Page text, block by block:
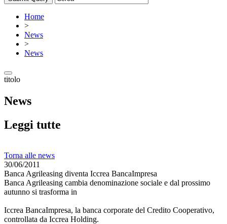
Home
>
News
>
News
titolo
News
Leggi tutte
Torna alle news
30/06/2011
Banca Agrileasing diventa Iccrea BancaImpresa
Banca Agrileasing cambia denominazione sociale e dal prossimo
autunno si trasforma in
Iccrea BancaImpresa, la banca corporate del Credito Cooperativo,
controllata da Iccrea Holding.